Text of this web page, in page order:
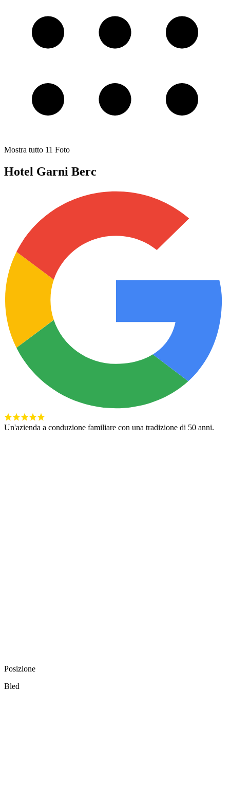
Mostra tutto 11 Foto
Hotel Garni Berc
Un'azienda a conduzione familiare con una tradizione di 50 anni.
Posizione
Bled